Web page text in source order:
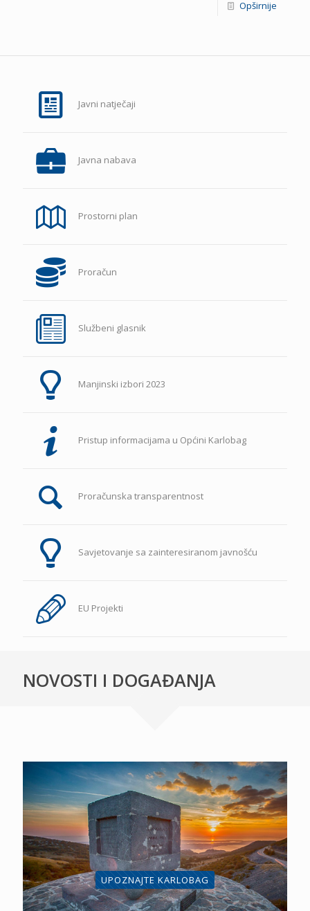
Opširnije
Javni natječaji
Javna nabava
Prostorni plan
Proračun
Službeni glasnik
Manjinski izbori 2023
Pristup informacijama u Općini Karlobag
Proračunska transparentnost
Savjetovanje sa zainteresiranom javnošću
EU Projekti
NOVOSTI I DOGAĐANJA
UPOZNAJTE KARLOBAG